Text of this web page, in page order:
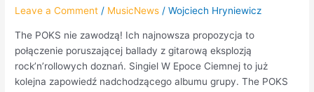
Leave a Comment / MusicNews /Wojciech Hryniewicz
The POKS nie zawodzą! Ich najnowsza propozycja to
połączenie poruszającej ballady z gitarową eksplozją
rock’n’rollowych doznań. Singiel W Epoce Ciemnej to już
kolejna zapowiedź nadchodzącego albumu grupy. The POKS